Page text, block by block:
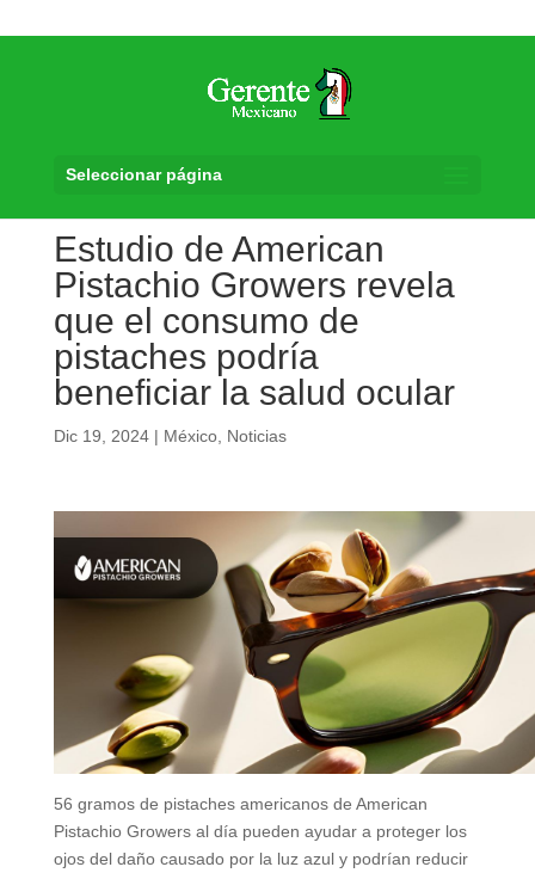
Seleccionar página
Estudio de American
Pistachio Growers revela
que el consumo de
pistaches podría
beneficiar la salud ocular
Dic 19, 2024| México, Noticias
56 gramos de pistaches americanos de American
Pistachio Growers al día pueden ayudar a proteger los
ojos del daño causado por la luz azul y podrían reducir